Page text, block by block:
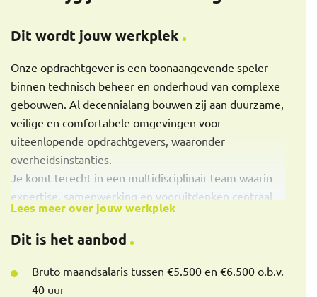
adviseurs en ketenpartners
binnen het tendertraject
Bewaken van planning, kwaliteit en samenhang
binnen de aanbieding
In staat om een VOG te overleggen
Dit is het aanbod
Bruto maandsalaris tussen €5.500 en €6.500 o.b.v.
40 uur
Dit wordt jouw werkplek
Onze opdrachtgever is een toonaangevende speler
binnen technisch beheer en onderhoud van complexe
gebouwen. Al decennialang bouwen zij aan duurzame,
veilige en comfortabele omgevingen voor
uiteenlopende opdrachtgevers, waaronder
overheidsinstanties.
Je komt terecht in een multidisciplinair team waarin
expertise, samenwerking en vooruitdenken centraal
staan. Vanuit het hoofdkantoor werken specialisten
dagelijks samen aan het binnenhalen én succesvol
verbinding met regionale vestigingen door het hele
land.
Lees meer over jouw werkplek